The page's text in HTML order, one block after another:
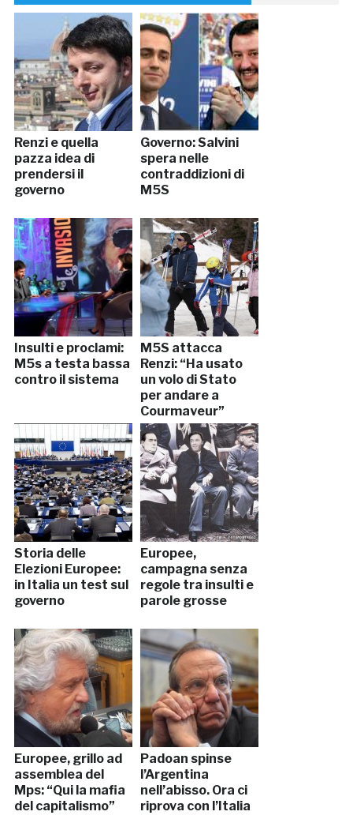
Renzi e quella
pazza idea di
prendersi il
governo
Governo: Salvini
spera nelle
contraddizioni di
M5S
Insulti e proclami:
M5s a testa bassa
contro il sistema
M5S attacca
Renzi: “Ha usato
un volo di Stato
per andare a
Courmayeur”
Storia delle
Elezioni Europee:
in Italia un test sul
governo
Europee,
campagna senza
regole tra insulti e
parole grosse
Europee, grillo ad
assemblea del
Mps: “Qui la mafia
del capitalismo”
Padoan spinse
l’Argentina
nell’abisso. Ora ci
riprova con l’Italia